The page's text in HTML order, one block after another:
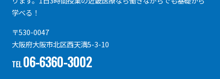
学べる！
〒530-0047
大阪府大阪市北区西天満5-3-10
TEL06-6360-3002